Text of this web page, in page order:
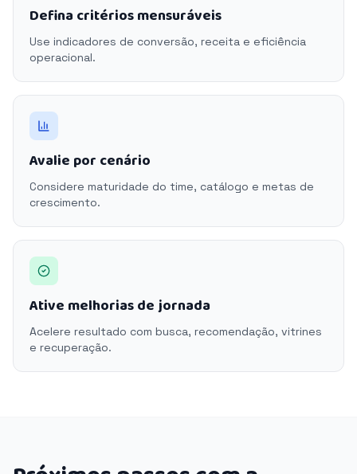
Defina critérios mensuráveis
Use indicadores de conversão, receita e eficiência
operacional.
Avalie por cenário
Considere maturidade do time, catálogo e metas de
crescimento.
Ative melhorias de jornada
Acelere resultado com busca, recomendação, vitrines
e recuperação.